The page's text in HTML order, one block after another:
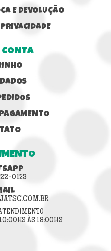
E DEVOLUÇÃO
0123
ÀS 18:00HS